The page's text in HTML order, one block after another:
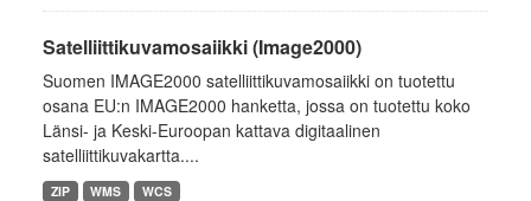
Satelliittikuvamosaiikki (Image2000)
Suomen IMAGE2000 satelliittikuvamosaiikki on tuotettu
osana EU:n IMAGE2000 hanketta, jossa on tuotettu koko
Länsi- ja Keski-Euroopan kattava digitaalinen
satelliittikuvakartta....
ZIP WMS WCS